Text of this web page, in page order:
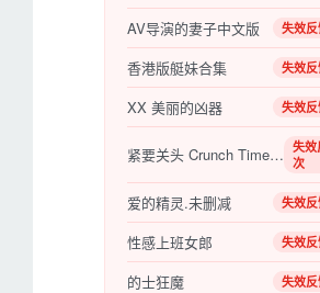
AV导演的妻子中文版 失效
香港版艇妹合集 失效
XX 美丽的凶器 失效
紧要关头 Crunch Time (2016)
失效
次
爱的精灵.未删减 失效
性感上班女郎 失效
的士狂魔 失效